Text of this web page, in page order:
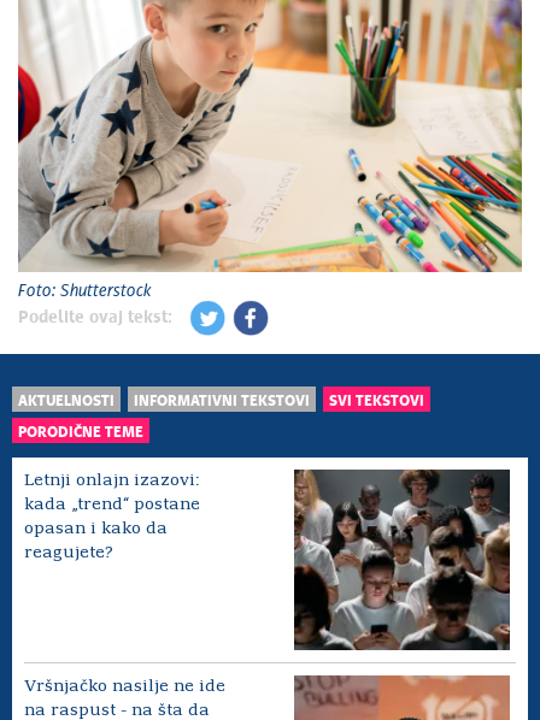
Foto: Shutterstock
Podelite ovaj tekst:
AKTUELNOSTI INFORMATIVNI TEKSTOVI SVI TEKSTOVI
PORODIČNE TEME
Letnji onlajn izazovi:
kada „trend“ postane
opasan i kako da
reagujete?
Vršnjačko nasilje ne ide
na raspust - na šta da